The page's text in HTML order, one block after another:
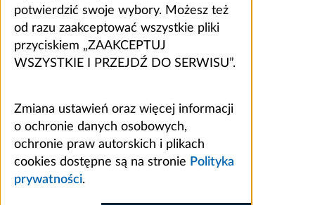
potwierdzić swoje wybory. Możesz też
od razu zaakceptować wszystkie pliki
przyciskiem „ZAAKCEPTUJ
WSZYSTKIE I PRZEJDŹ DO SERWISU”.
Zmiana ustawień oraz więcej informacji
o ochronie danych osobowych,
ochronie praw autorskich i plikach
cookies dostępne są na stronie Polityka
prywatności.